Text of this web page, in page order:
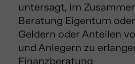
untersagt, im
Beratung Eigentum
Geldern oder Anteilen
und Anlegern zu
Finanzberatung